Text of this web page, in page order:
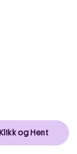
Klikk og Hent